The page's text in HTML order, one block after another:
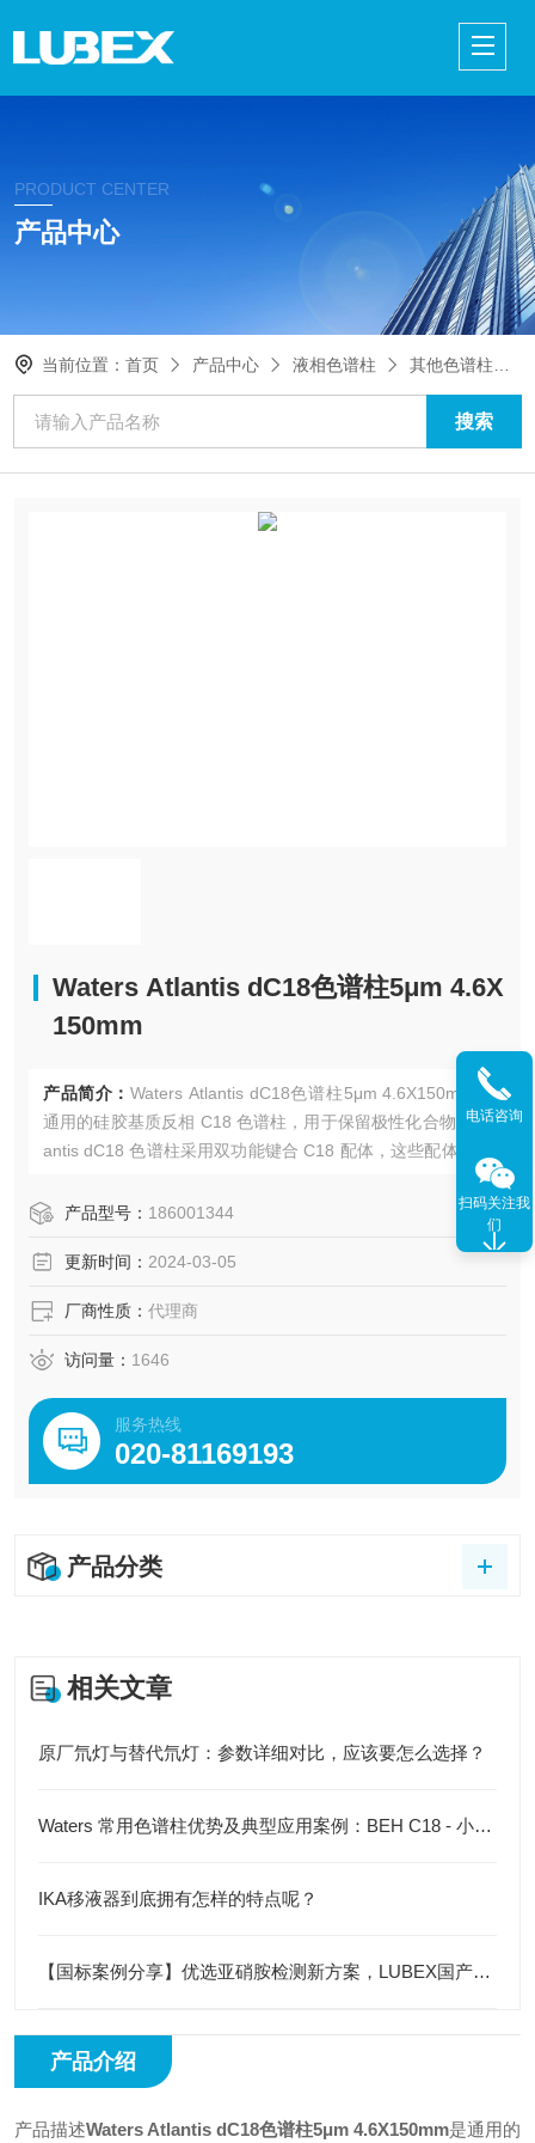
PRODUCT CENTER
产品中心
当前位置：首页 产品中心 液相色谱柱 其他色谱柱
Waters Atlantis dC18色谱柱5μm 4.6X
150mm
产品简介： Waters Atlantis dC18色谱柱5μm 4.6X150mm是
通用的硅胶基质反相 C18 色谱柱，用于保留极性化合物。Atl
antis dC18 色谱柱采用双功能键合 C18 配体，这些配体经过
产品型号： 186001344
更新时间： 2024-03-05
厂商性质： 代理商
访问量： 1646
服务热线
020-81169193
产品分类
相关文章
原厂氘灯与替代氘灯：参数详细对比，应该要怎么选择？
Waters 常用色谱柱优势及典型应用案例：BEH C18 - 小分子药分析
IKA移液器到底拥有怎样的特点呢？
【国标案例分享】优选亚硝胺检测新方案，LUBEX国产MS柱助您降本增效
产品介绍
产品描述Waters Atlantis dC18色谱柱5μm 4.6X150mm是通用的
电话咨询
扫码关注我
们